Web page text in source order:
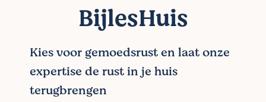
BijlesHuis
Kies voor gemoedsrust en laat onze
expertise de rust in je huis
terugbrengen